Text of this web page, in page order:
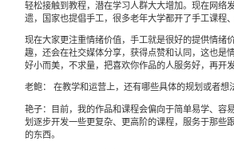
轻松接触到教程，潜在学习人群大大增加。现在网络
遗，国家也提倡手工，很多老年大学都开了手工课程、
现在大家更注重情绪价值，手工就是很好的提供情绪
趣，还会在社交媒体分享，获得点赞和认同，这也是
好小而美，不求量，把喜欢你作品的人服务好，再开
老鲍： 在教学和运营上，还有哪些具体的规划或者想
艳子：目前，我的作品和课程会偏向于简单易学、容
划逐步开发一些更复杂、更高阶的课程，服务于那些
的东西。